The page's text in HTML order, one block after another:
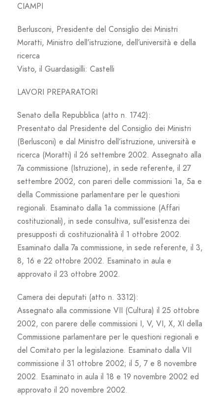
CIAMPI
Berlusconi, Presidente del Consiglio dei Ministri
Moratti, Ministro dell’istruzione, dell’università e della
ricerca
Visto, il Guardasigilli: Castelli
LAVORI PREPARATORI
Senato della Repubblica (atto n. 1742):
Presentato dal Presidente del Consiglio dei Ministri
(Berlusconi) e dal Ministro dell’istruzione, università e
ricerca (Moratti) il 26 settembre 2002. Assegnato alla
7a commissione (Istruzione), in sede referente, il 27
settembre 2002, con pareri delle commissioni 1a, 5a e
della Commissione parlamentare per le questioni
regionali. Esaminato dalla 1a commissione (Affari
costituzionali), in sede consultiva, sull’esistenza dei
presupposti di costituzionalità il 1 ottobre 2002.
Esaminato dalla 7a commissione, in sede referente, il 3,
8, 16 e 22 ottobre 2002. Esaminato in aula e
approvato il 23 ottobre 2002.
Camera dei deputati (atto n. 3312):
Assegnato alla commissione VII (Cultura) il 25 ottobre
2002, con parere delle commissioni I, V, VI, X, XI della
Commissione parlamentare per le questioni regionali e
del Comitato per la legislazione. Esaminato dalla VII
commissione il 31 ottobre 2002; il 5, 7 e 8 novembre
2002. Esaminato in aula il 18 e 19 novembre 2002 ed
approvato il 20 novembre 2002.